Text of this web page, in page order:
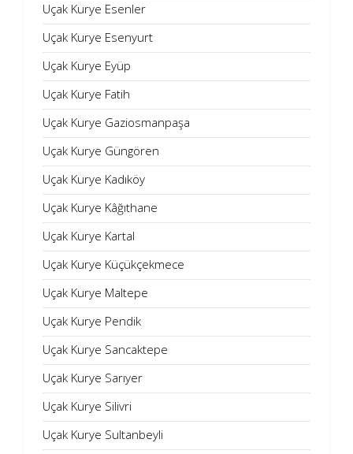
Uçak Kurye Esenler
Uçak Kurye Esenyurt
Uçak Kurye Eyüp
Uçak Kurye Fatih
Uçak Kurye Gaziosmanpaşa
Uçak Kurye Güngören
Uçak Kurye Kadıköy
Uçak Kurye Kâğıthane
Uçak Kurye Kartal
Uçak Kurye Küçükçekmece
Uçak Kurye Maltepe
Uçak Kurye Pendik
Uçak Kurye Sancaktepe
Uçak Kurye Sarıyer
Uçak Kurye Silivri
Uçak Kurye Sultanbeyli